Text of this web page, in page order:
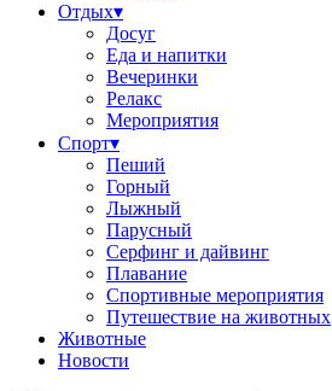
Отдых▾
Досуг
Еда и напитки
Вечеринки
Релакс
Мероприятия
Спорт▾
Пеший
Горный
Лыжный
Парусный
Серфинг и дайвинг
Плавание
Спортивные мероприятия
Путешествие на животных
Животные
Новости